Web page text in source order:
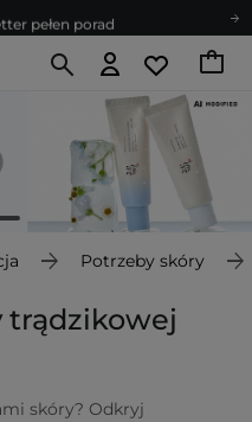
pełen porad
kosmetologiczne
więcej punktów
pełen porad
Potrzeby skóry
trądzikowej
skóry? Odkryj